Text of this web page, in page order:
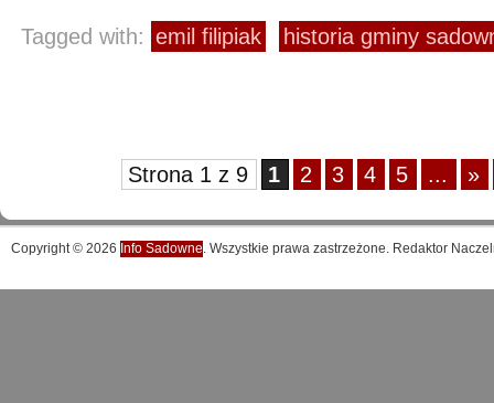
Tagged with: emil filipiak historia gminy
Strona 1 z 9 1 2 3 4 5 ... »
Copyright © 2026 Info Sadowne. Wszystkie prawa zastrzeżone. Redaktor